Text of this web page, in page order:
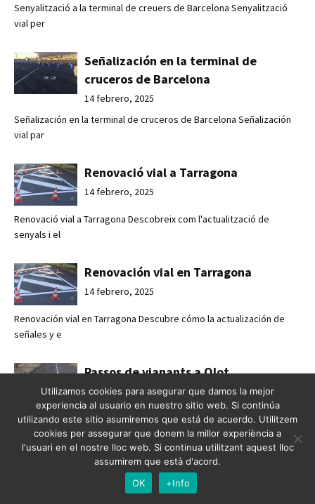
Senyalització a la terminal de creuers de Barcelona Senyalització
vial per
Señalización en la terminal de
cruceros de Barcelona
14 febrero, 2025
Señalización en la terminal de cruceros de Barcelona Señalización
vial par
Renovació vial a Tarragona
14 febrero, 2025
Renovació vial a Tarragona Descobreix com l'actualització de
senyals i el
Renovación vial en Tarragona
14 febrero, 2025
Renovación vial en Tarragona Descubre cómo la actualización de
señales y e
Passos de vianants a Olot
14 febrero, 2025
Passos de vianants a Olot Pintat de passos de vianants per a una
mobilitat
Pasos de peatones en Olot
14 febrero, 2025
Utilizamos cookies para asegurar que damos la mejor
experiencia al usuario en nuestro sitio web. Si continúa
utilizando este sitio asumiremos que está de acuerdo. Utilitzem
cookies per assegurar que donem la millor experiència a
l'usuari en el nostre lloc web. Si continua utilitzant aquest lloc
assumirem que està d'acord.
OK
+Info